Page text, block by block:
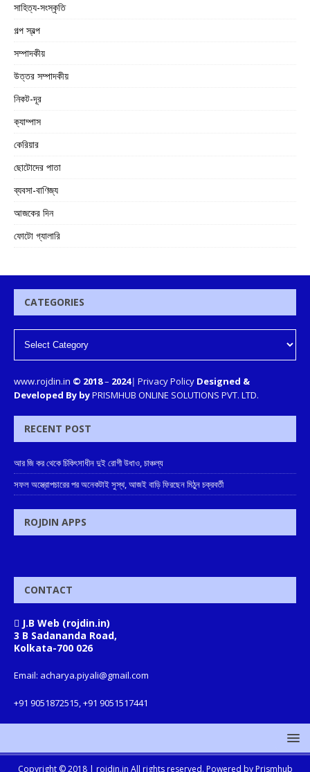
সাহিত্য-সংস্কৃতি
গল্প স্বল্প
সম্পাদকীয়
উত্তর সম্পাদকীয়
নিকট-দূর
ক্যাম্পাস
কেরিয়ার
ছোটোদের পাতা
ব্যবসা-বাণিজ্য
আজকের দিন
ফোটো গ্যালারি
CATEGORIES
www.rojdin.in © 2018– 2024| Privacy Policy Designed &
Developed By byPRISMHUB ONLINE SOLUTIONS PVT. LTD.
RECENT POST
আর জি কর থেকে চিকিৎসাধীন দুই রোগী উধাও, চাঞ্চল্য
সফল অস্ত্রোপচারের পর অনেকটাই সুস্থ, আজই বাড়ি ফিরছেন মিঠুন চক্রবর্তী
ROJDIN APPS
CONTACT
J.B Web (rojdin.in)
3 B Sadananda Road,
Kolkata-700 026
Email: acharya.piyali@gmail.com
+91 9051872515, +91 9051517441
Copyright © 2018 | rojdin.in All rights reserved. Powered by Prismhub